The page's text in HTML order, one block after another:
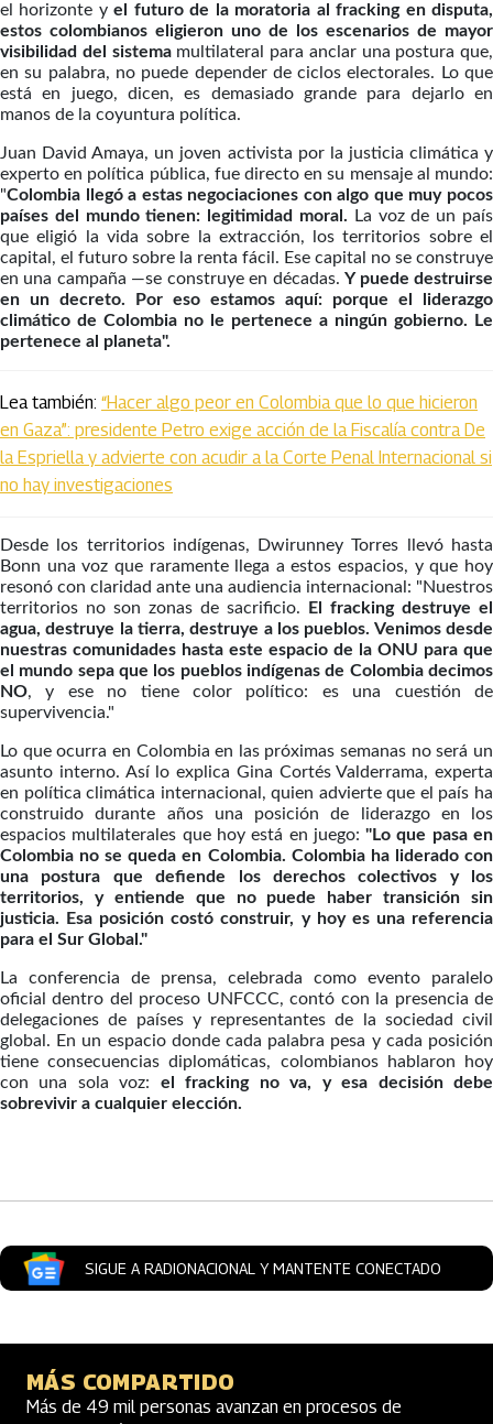
el horizonte yel futuro de la moratoria al fracking en disputa,
estos colombianos eligieron uno de los escenarios de mayor
visibilidad del sistemamultilateral para anclar una postura que,
en su palabra, no puede depender de ciclos electorales. Lo que
está en juego, dicen, es demasiado grande para dejarlo en
manos de la coyuntura política.
Juan David Amaya, un joven activista por la justicia climática y
experto en política pública, fue directo en su mensaje al mundo:
"Colombia llegó a estas negociaciones con algo que muy pocos
países del mundo tienen: legitimidad moral. La voz de un país
que eligió la vida sobre la extracción, los territorios sobre el
capital, el futuro sobre la renta fácil. Ese capital no se construye
en una campaña —se construye en décadas.Y puede destruirse
en un decreto. Por eso estamos aquí: porque el liderazgo
climático de Colombia no le pertenece a ningún gobierno. Le
pertenece al planeta".
Lea también: “Hacer algo peor en Colombia que lo que hicieron
en Gaza”: presidente Petro exige acción de la Fiscalía contra De
la Espriella y advierte con acudir a la Corte Penal Internacional si
no hay investigaciones
Desde los territorios indígenas, Dwirunney Torres llevó hasta
Bonn una voz que raramente llega a estos espacios, y que hoy
resonó con claridad ante una audiencia internacional: "Nuestros
territorios no son zonas de sacrificio.
El fracking destruye el
agua, destruye la tierra, destruye a los pueblos. Venimos desde
nuestras comunidades hasta este espacio de la ONU para que
el mundo sepa que los pueblos indígenas de Colombia decimos
NO, y ese no tiene color político: es una cuestión de
supervivencia."
Lo que ocurra en Colombia en las próximas semanas no será un
asunto interno. Así lo explica Gina Cortés Valderrama, experta
en política climática internacional, quien advierte que el país ha
construido durante años una posición de liderazgo en los
espacios multilaterales que hoy está en juego: "Lo que pasa en
Colombia no se queda en Colombia. Colombia ha liderado con
una postura que defiende los derechos colectivos y los
territorios, y entiende que no puede haber transición sin
justicia. Esa posición costó construir, y hoy es una referencia
para el Sur Global."
La conferencia de prensa, celebrada como evento paralelo
oficial dentro del proceso UNFCCC, contó con la presencia de
delegaciones de países y representantes de la sociedad civil
global. En un espacio donde cada palabra pesa y cada posición
tiene consecuencias diplomáticas, colombianos hablaron hoy
con una sola voz: el fracking no va, y esa decisión debe
sobrevivir a cualquier elección.
SIGUE A RADIONACIONAL Y MANTENTE CONECTADO
MÁS COMPARTIDO
Más de 49 mil personas avanzan en procesos de